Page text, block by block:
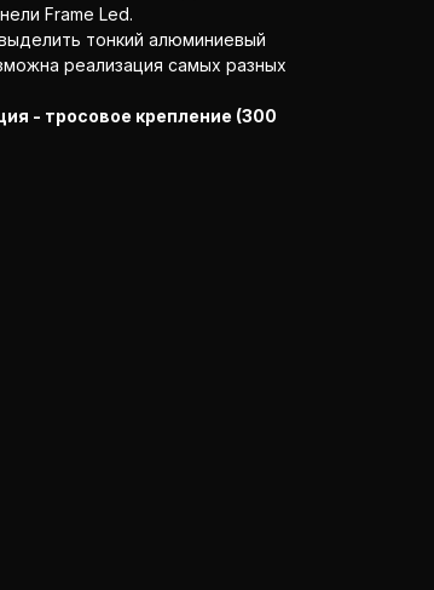
Frame Led.
тонкий алюминиевый
реализация самых разных
- тросовое крепление (300